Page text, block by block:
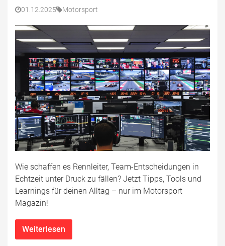
01.12.2025 Motorsport
Wie schaffen es Rennleiter, Team-Entscheidungen in
Echtzeit unter Druck zu fällen? Jetzt Tipps, Tools und
Learnings für deinen Alltag – nur im Motorsport
Magazin!
Weiterlesen